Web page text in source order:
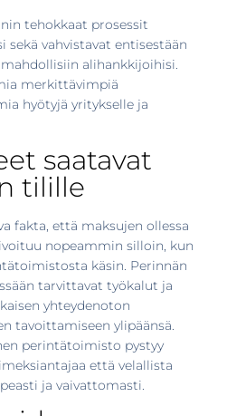
tehokkaat prosessit
sekä vahvistavat entisestään
alihankkijoihisi.
merkittävimpiä
hyötyjä yritykselle ja
saatavat
tilille
fakta, että maksujen ollessa
nopeammin silloin, kun
käsin. Perinnän
tarvittavat työkalut ja
yhteydenoton
tavoittamiseen ylipäänsä.
perintätoimisto pystyy
että velallista
ja vaivattomasti.